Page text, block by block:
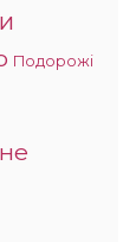
Подорожі